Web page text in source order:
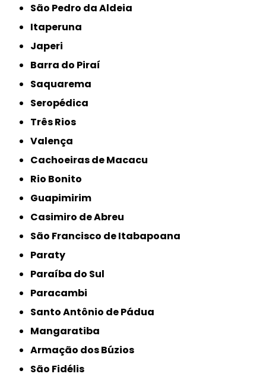
São Pedro da Aldeia
Itaperuna
Japeri
Barra do Piraí
Saquarema
Seropédica
Três Rios
Valença
Cachoeiras de Macacu
Rio Bonito
Guapimirim
Casimiro de Abreu
São Francisco de Itabapoana
Paraty
Paraíba do Sul
Paracambi
Santo Antônio de Pádua
Mangaratiba
Armação dos Búzios
São Fidélis